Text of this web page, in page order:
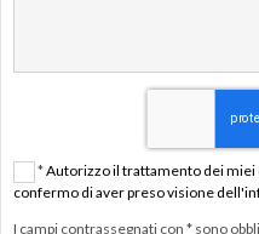
*Autorizzo il trattamento dei miei
confermo di aver preso visione
I campi contrassegnati con * sono